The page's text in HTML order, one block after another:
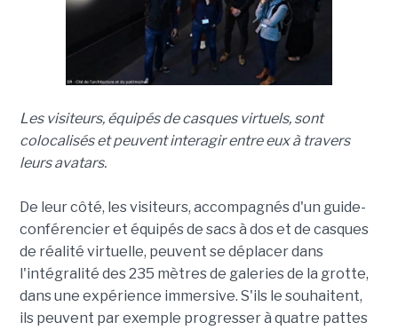
Les visiteurs, équipés de casques virtuels, sont
colocalisés et peuvent interagir entre eux à travers
leurs avatars.
De leur côté, les visiteurs, accompagnés d'un guide-
conférencier et équipés de sacs à dos et de casques
de réalité virtuelle, peuvent se déplacer dans
l'intégralité des 235 mètres de galeries de la grotte,
dans une expérience immersive. S'ils le souhaitent,
ils peuvent par exemple progresser à quatre pattes